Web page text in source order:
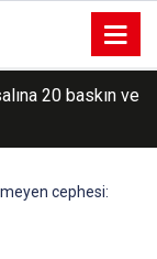
20 baskın ve
cephesi: